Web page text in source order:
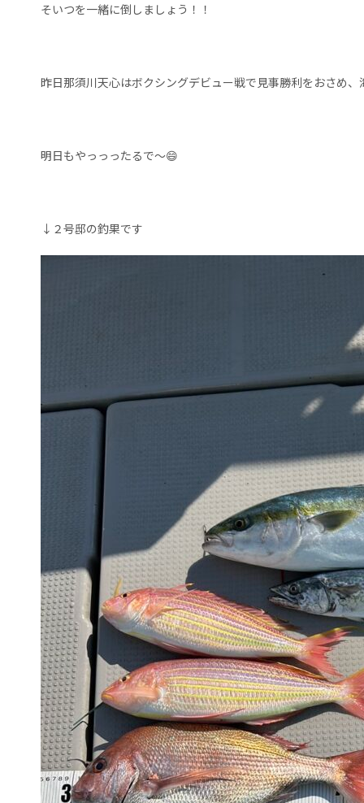
そいつを一緒に倒しましょう！！
昨日那須川天心はボクシングデビュー戦で見事勝利をおさめ
明日もやっっったるで〜😄
↓２号邸の釣果です